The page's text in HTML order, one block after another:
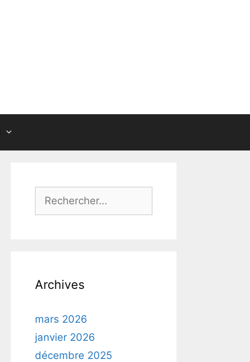
Archives
mars 2026
janvier 2026
décembre 2025